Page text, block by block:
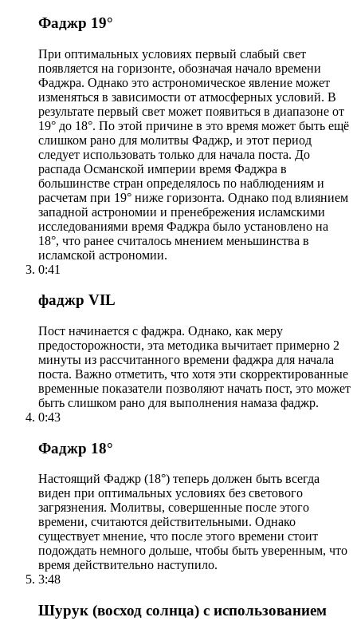
Фаджр 19°
При оптимальных условиях первый слабый свет
появляется на горизонте, обозначая начало времени
Фаджра. Однако это астрономическое явление может
изменяться в зависимости от атмосферных условий. В
результате первый свет может появиться в диапазоне от
19° до 18°. По этой причине в это время может быть ещё
слишком рано для молитвы Фаджр, и этот период
следует использовать только для начала поста. До
распада Османской империи время Фаджра в
большинстве стран определялось по наблюдениям и
расчетам при 19° ниже горизонта. Однако под влиянием
западной астрономии и пренебрежения исламскими
исследованиями время Фаджра было установлено на
18°, что ранее считалось мнением меньшинства в
исламской астрономии.
0:41
фаджр VIL
Пост начинается с фаджра. Однако, как меру
предосторожности, эта методика вычитает примерно 2
минуты из рассчитанного времени фаджра для начала
поста. Важно отметить, что хотя эти скорректированные
временные показатели позволяют начать пост, это может
быть слишком рано для выполнения намаза фаджр.
0:43
Фаджр 18°
Настоящий Фаджр (18°) теперь должен быть всегда
виден при оптимальных условиях без светового
загрязнения. Молитвы, совершенные после этого
времени, считаются действительными. Однако
существует мнение, что после этого времени стоит
подождать немного дольше, чтобы быть уверенным, что
время действительно наступило.
3:48
Шурук (восход солнца) с использованием